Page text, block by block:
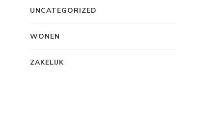
UNCATEGORIZED
WONEN
ZAKELIJK